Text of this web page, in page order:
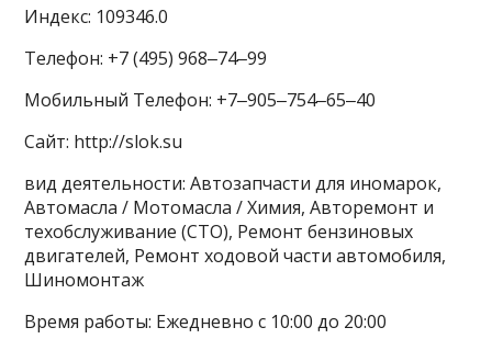
Индекс: 109346.0
Телефон: +7 (495) 968‒74‒99
Мобильный Телефон: +7‒905‒754‒65‒40
Сайт: http://slok.su
вид деятельности: Автозапчасти для иномарок,
Автомасла / Мотомасла / Химия, Авторемонт и
техобслуживание (СТО), Ремонт бензиновых
двигателей, Ремонт ходовой части автомобиля,
Шиномонтаж
Время работы: Ежедневно с 10:00 до 20:00